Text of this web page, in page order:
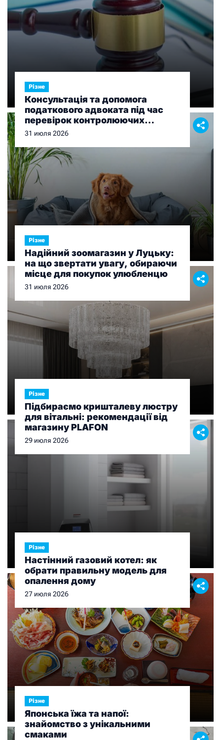
Різне
Консультація та допомога
податкового адвоката під час
перевірок контролюючих
органів
31 июля 2026
Різне
Надійний зоомагазин у Луцьку:
на що звертати увагу, обираючи
місце для покупок улюбленцю
31 июля 2026
Різне
Підбираємо кришталеву люстру
для вітальні: рекомендації від
магазину PLAFON
29 июля 2026
Різне
Настінний газовий котел: як
обрати правильну модель для
опалення дому
27 июля 2026
Різне
Японська їжа та напої:
знайомство з унікальними
смаками